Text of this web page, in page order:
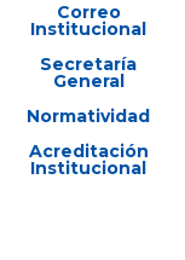
Correo
Institucional
Secretaría
General
Normatividad
Acreditación
Institucional